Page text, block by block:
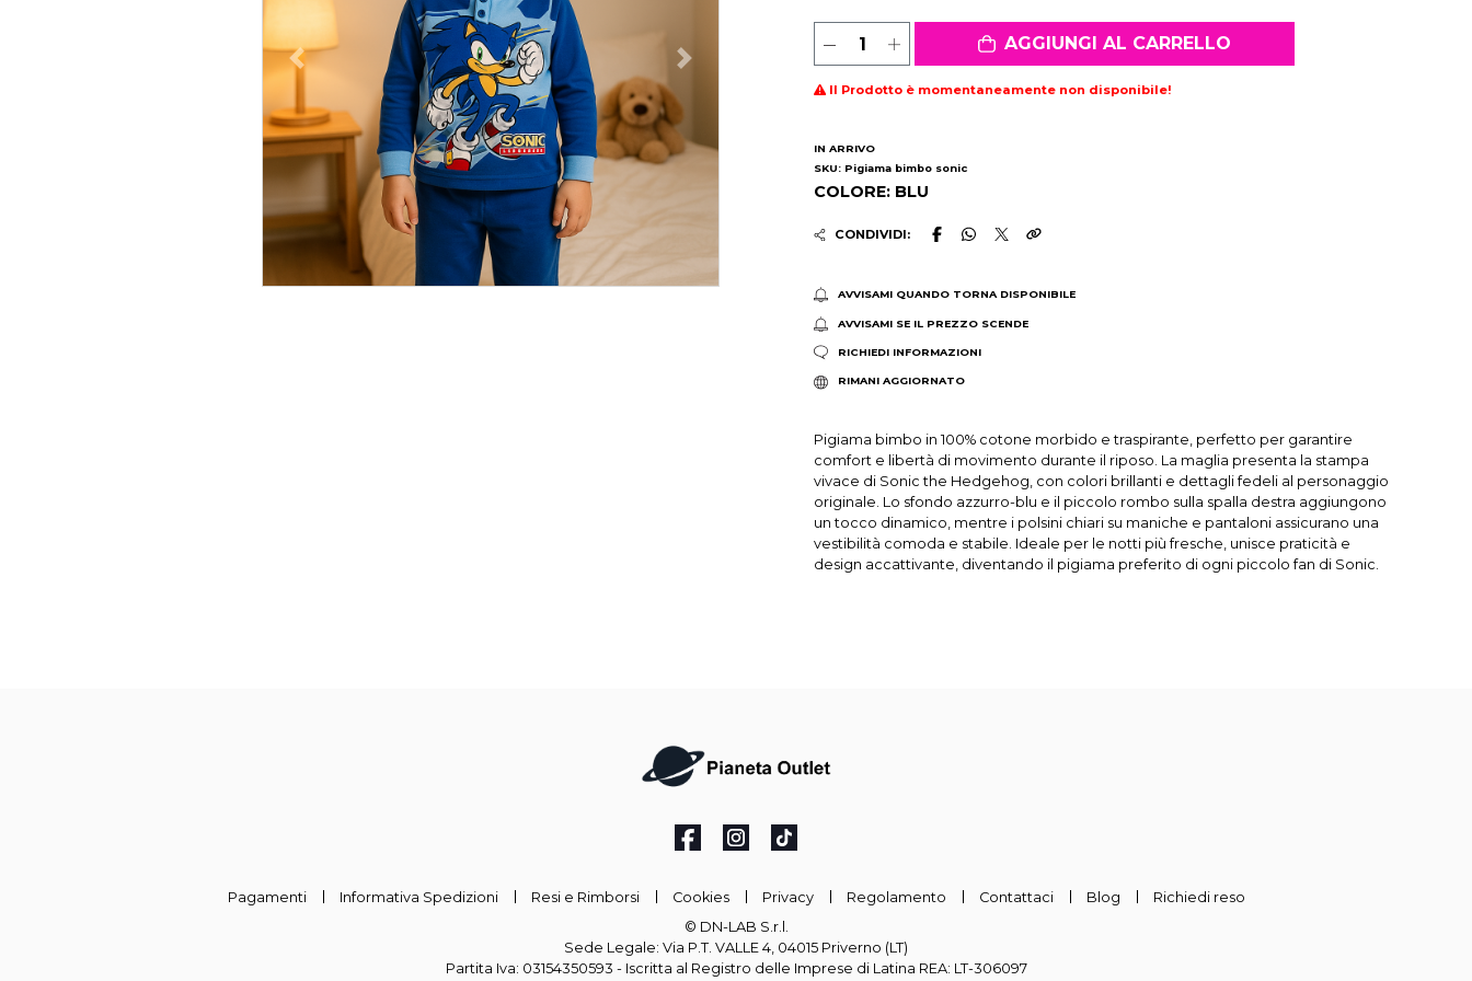
AGGIUNGI AL CARRELLO
Il Prodotto è momentaneamente non disponibile!
IN ARRIVO
SKU: Pigiama bimbo sonic
COLORE: BLU
CONDIVIDI:
AVVISAMI QUANDO TORNA DISPONIBILE
AVVISAMI SE IL PREZZO SCENDE
RICHIEDI INFORMAZIONI
RIMANI AGGIORNATO
Pigiama bimbo in 100% cotone morbido e traspirante, perfetto per garantire
comfort e libertà di movimento durante il riposo. La maglia presenta la stampa
vivace di Sonic the Hedgehog, con colori brillanti e dettagli fedeli al personaggio
originale. Lo sfondo azzurro-blu e il piccolo rombo sulla spalla destra aggiungono
un tocco dinamico, mentre i polsini chiari su maniche e pantaloni assicurano una
vestibilità comoda e stabile. Ideale per le notti più fresche, unisce praticità e
design accattivante, diventando il pigiama preferito di ogni piccolo fan di Sonic.
Pagamenti Informativa Spedizioni Resi e Rimborsi Cookies Privacy Regolamento Contattaci Blog
Richiedi reso
© DN-LAB S.r.l.
Sede Legale: Via P.T. VALLE 4, 04015 Priverno (LT)
Partita Iva: 03154350593 - Iscritta al Registro delle Imprese di Latina REA: LT-306097